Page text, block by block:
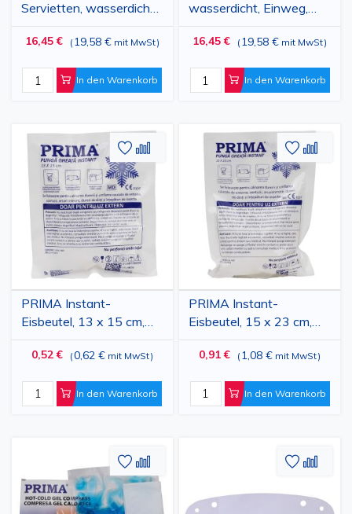
Servietten, wasserdicht,
Einweg, 500 Stück
16,45 € ( 19,58 € mit MwSt)
In den Warenkorb
wasserdicht, Einweg,
500 Stück
16,45 € ( 19,58 € mit MwSt)
In den Warenkorb
PRIMA Instant-
Eisbeutel, 13 x 15 cm,
105 g, äußerliche
Anwendung
0,52 € (0,62 € mit MwSt)
In den Warenkorb
Zur
Wunschliste
hinzufügen
Hinzufügen
zum
vergleichen
PRIMA Instant-
Eisbeutel, 15 x 23 cm,
235 g, äußerliche
Anwendung
0,91 € ( 1,08 € mit MwSt)
In den Warenkorb
Zur
Zur
Wunschliste
hinzufügen
Hinzufügen
zum
vergleichen
Zur